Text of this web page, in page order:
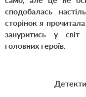
сподобалась
сторінок я
зануритись у
головних героїв.